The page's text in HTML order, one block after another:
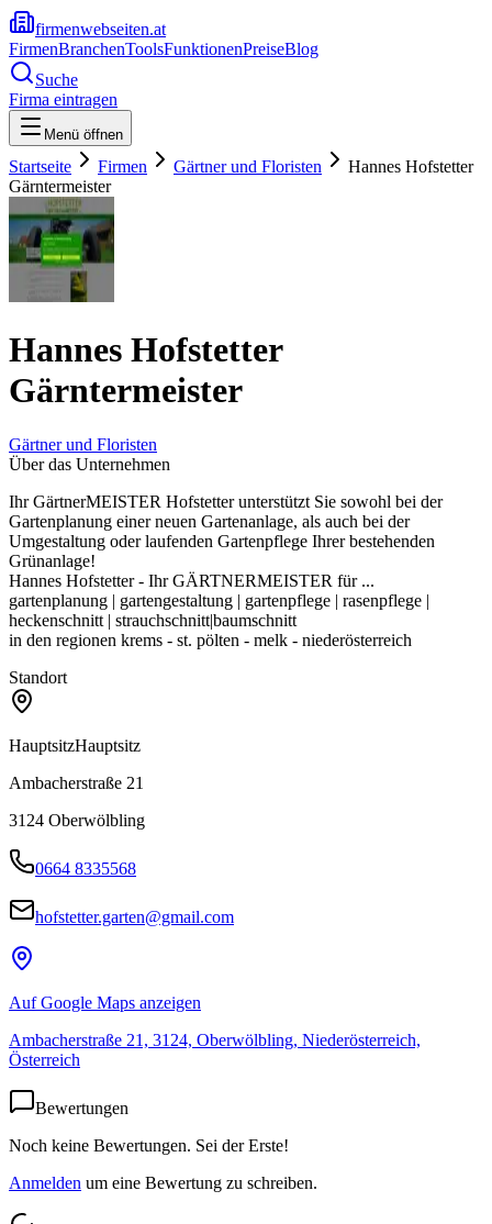
firmenwebseiten.at
FirmenBranchenToolsFunktionenPreiseBlog
Suche
Firma eintragen
Menü öffnen
Startseite Firmen Gärtner und Floristen
Hannes Hofstetter
Gärntermeister
Hannes Hofstetter
Gärntermeister
Gärtner und Floristen
Über das Unternehmen
Ihr GärtnerMEISTER Hofstetter unterstützt Sie sowohl bei der
Gartenplanung einer neuen Gartenanlage, als auch bei der
Umgestaltung oder laufenden Gartenpflege Ihrer bestehenden
Grünanlage!
Hannes Hofstetter - Ihr GÄRTNERMEISTER für ...
gartenplanung | gartengestaltung | gartenpflege | rasenpflege |
heckenschnitt | strauchschnitt|baumschnitt
in den regionen krems - st. pölten - melk - niederösterreich
Standort
HauptsitzHauptsitz
Ambacherstraße 21
3124 Oberwölbling
0664 8335568
hofstetter.garten@gmail.com
Auf Google Maps anzeigen
Ambacherstraße 21, 3124, Oberwölbling, Niederösterreich,
Österreich
Bewertungen
Noch keine Bewertungen. Sei der Erste!
Anmelden um eine Bewertung zu schreiben.